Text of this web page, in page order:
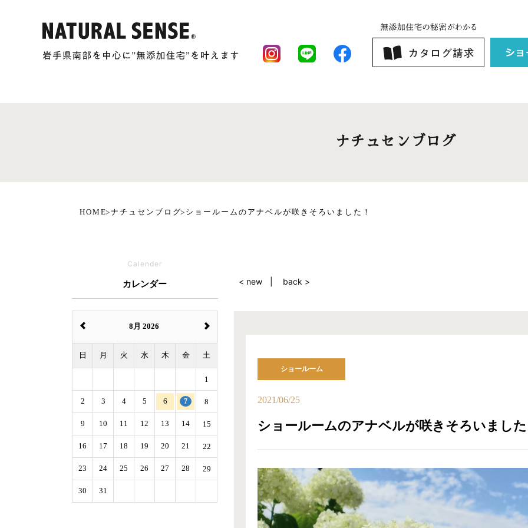
ナチュセンブログ
HOME ナチュセンブログ ショールームのアナベルが咲きそろいました！
< new back >
ショールーム
2021/06/25
ショールームのアナベルが咲きそろいまし
Calender
カレンダー
8月 2026
日 月 火 水 木 金 土
1
2 3 4 5 6 7 8
9 10 11 12 13 14 15
16 17 18 19 20 21 22
23 24 25 26 27 28 29
30 31